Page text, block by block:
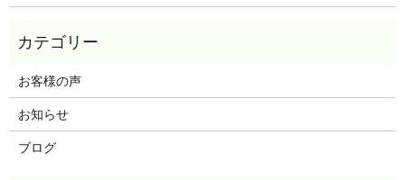
お客様の声
お知らせ
ブログ